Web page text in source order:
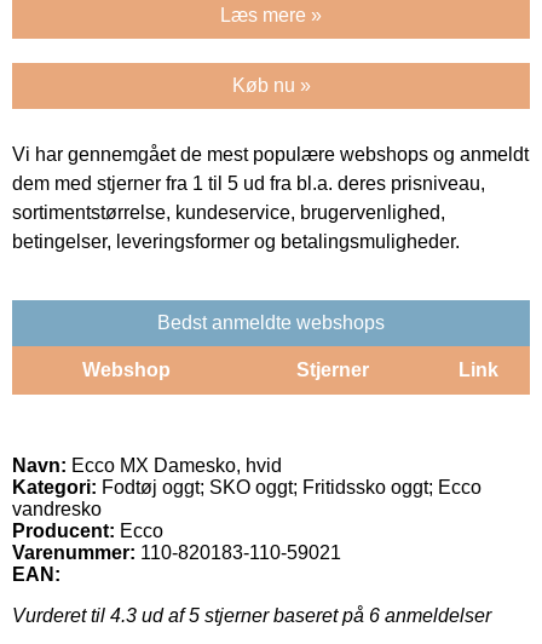
Læs mere »
Køb nu »
Vi har gennemgået de mest populære webshops og anmeldt
dem med stjerner fra 1 til 5 ud fra bl.a. deres prisniveau,
sortimentstørrelse, kundeservice, brugervenlighed,
betingelser, leveringsformer og betalingsmuligheder.
Bedst anmeldte webshops
Webshop Stjerner Link
Navn: Ecco MX Damesko, hvid
Kategori: Fodtøj oggt; SKO oggt; Fritidssko oggt; Ecco
vandresko
Producent: Ecco
Varenummer: 110-820183-110-59021
EAN:
Vurderet til 4.3 ud af 5 stjerner baseret på 6 anmeldelser